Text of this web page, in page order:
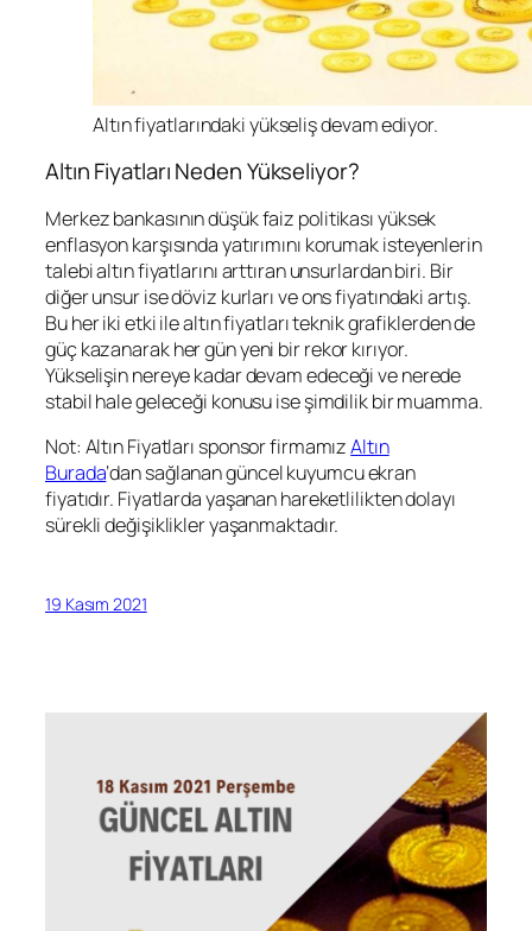
Altın fiyatlarındaki yükseliş devam ediyor.
Altın Fiyatları Neden Yükseliyor?
Merkez bankasının düşük faiz politikası yüksek
enflasyon karşısında yatırımını korumak isteyenlerin
talebi altın fiyatlarını arttıran unsurlardan biri. Bir
diğer unsur ise döviz kurları ve ons fiyatındaki artış.
Bu her iki etki ile altın fiyatları teknik grafiklerden de
güç kazanarak her gün yeni bir rekor kırıyor.
Yükselişin nereye kadar devam edeceği ve nerede
stabil hale geleceği konusu ise şimdilik bir muamma.
Not: Altın Fiyatları sponsor firmamızAltın
Burada‘dan sağlanan güncel kuyumcu ekran
fiyatıdır. Fiyatlarda yaşanan hareketlilikten dolayı
sürekli değişiklikler yaşanmaktadır.
19 Kasım 2021